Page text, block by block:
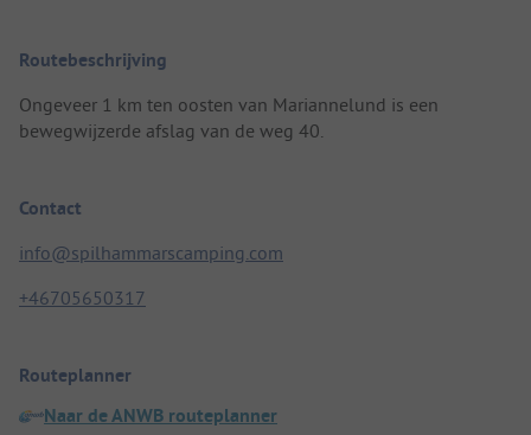
Routebeschrijving
Ongeveer 1 km ten oosten van Mariannelund is een
bewegwijzerde afslag van de weg 40.
Contact
info@spilhammarscamping.com
+46705650317
Routeplanner
Naar de ANWB routeplanner